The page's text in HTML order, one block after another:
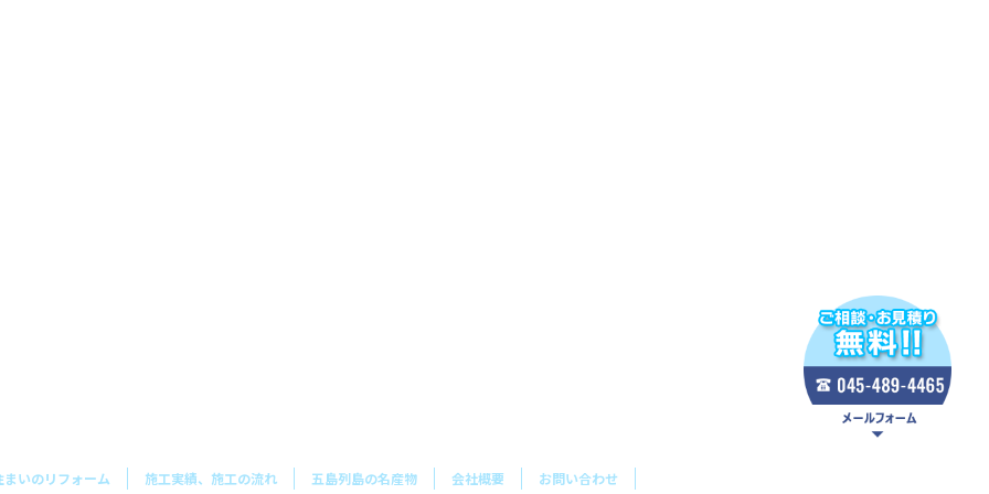
まいのリフォーム 施工実績、施工の流れ 五島列島の名産物 会社概要 お問い合わせ